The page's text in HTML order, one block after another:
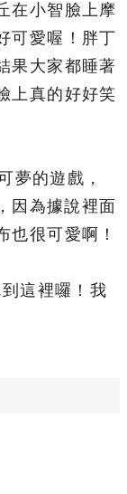
在小智臉上摩
可愛喔！胖丁
果大家都睡著
上真的好好笑
夢的遊戲，
因為據說裡面
也很可愛啊！
這裡囉！我